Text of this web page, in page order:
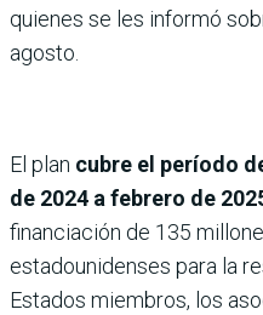
quienes se les informó
agosto.
El plan cubre el período
de 2024 a febrero de
financiación de 135
estadounidenses para la
Estados miembros, los